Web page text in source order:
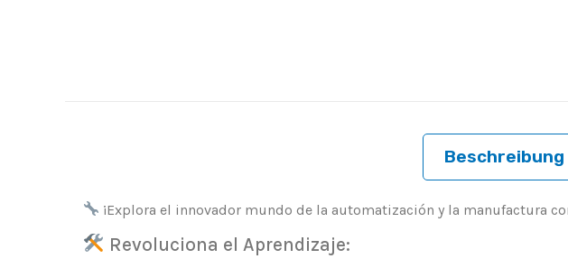
Beschreibung
¡Explora el innovador mundo de la automatización y la manufactura
Revoluciona el Aprendizaje: